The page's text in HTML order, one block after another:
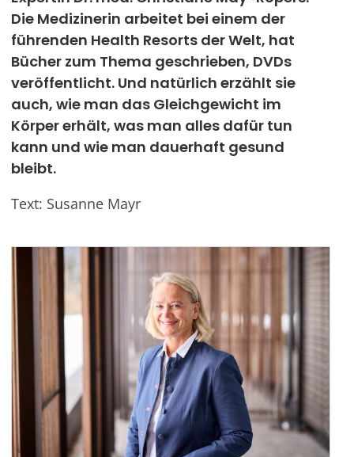
Die Medizinerin arbeitet bei einem der
führenden Health Resorts der Welt, hat
Bücher zum Thema geschrieben, DVDs
veröffentlicht. Und natürlich erzählt sie
auch, wie man das Gleichgewicht im
Körper erhält, was man alles dafür tun
kann und wie man dauerhaft gesund
bleibt.
Text: Susanne Mayr